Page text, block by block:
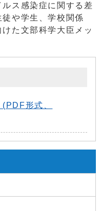
ス感染症に関する差
や学生、学校関係
た文部科学大臣メッ
形式、